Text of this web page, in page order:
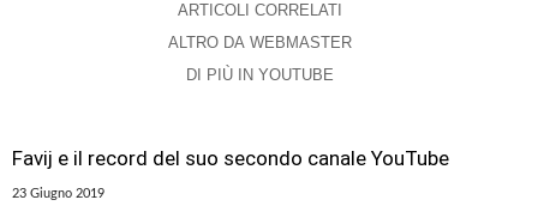
ARTICOLI CORRELATI
ALTRO DA WEBMASTER
DI PIÙ IN YOUTUBE
Favij e il record del suo secondo canale YouTube
23 Giugno 2019